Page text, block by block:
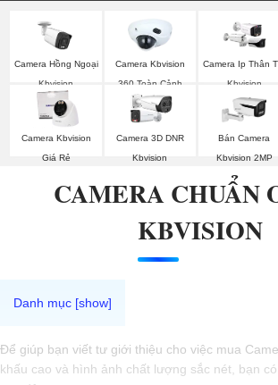
Camera Hồng Ngoại
Kbvision
Camera Kbvision
360 Toàn Cảnh
Camera Ip Thân
Kbvision
Camera Kbvision
Giá Rẻ
Camera 3D DNR
Kbvision
Bán Camera
Kbvision 2MP
CAMERA CHUẨN
KBVISION
Để giúp bạn viết tư giới thiệu cho việc mua
khấu cao và hình ảnh chất lượng sắc nét, bạn